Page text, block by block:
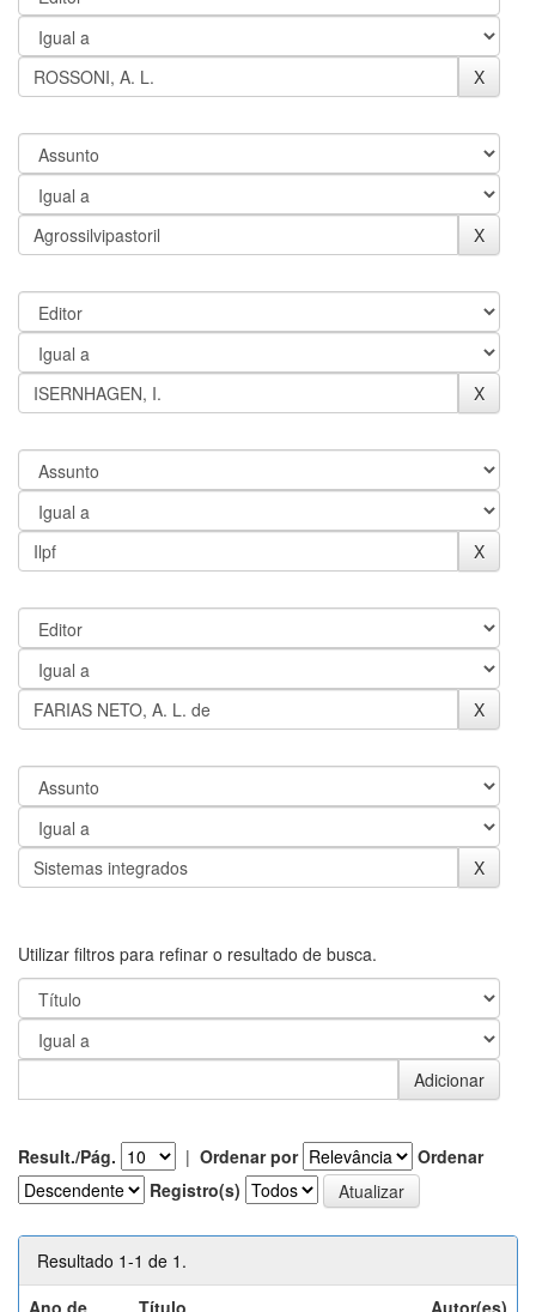
Utilizar filtros para refinar o resultado de busca.
Result./Pág. | Ordenar por
Ordenar
Registro(s)
Resultado 1-1 de 1.
Ano de
Título Autor(es)